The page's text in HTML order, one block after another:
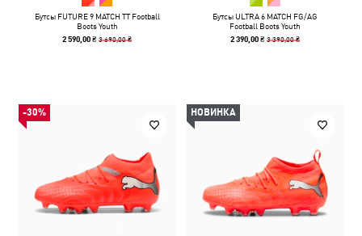
Бутсы FUTURE 9 MATCH TT Football
Boots Youth
2 590,00 ₴3 690,00 ₴
Бутсы ULTRA 6 MATCH FG/AG
Football Boots Youth
2 390,00 ₴3 390,00 ₴
-30% НОВИНКА